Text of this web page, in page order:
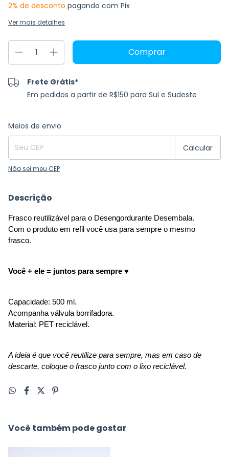
2% de desconto pagando com Pix
Ver mais detalhes
Frete Grátis*
Em pedidos a partir de R$150 para Sul e Sudeste
Entregas para o CEP:
Meios de envio
Calcular
Não sei meu CEP
Descrição
Frasco reutilizável para o Desengordurante Desembala.
Com o produto em refil você usa para sempre o mesmo
frasco.
Você + ele = juntos para sempre ♥
Capacidade: 500 ml.
Acompanha válvula borrifadora.
Material: PET reciclável.
A ideia é que você reutilize para sempre, mas em caso de
descarte, coloque o frasco junto com o lixo reciclável.
Você também pode gostar